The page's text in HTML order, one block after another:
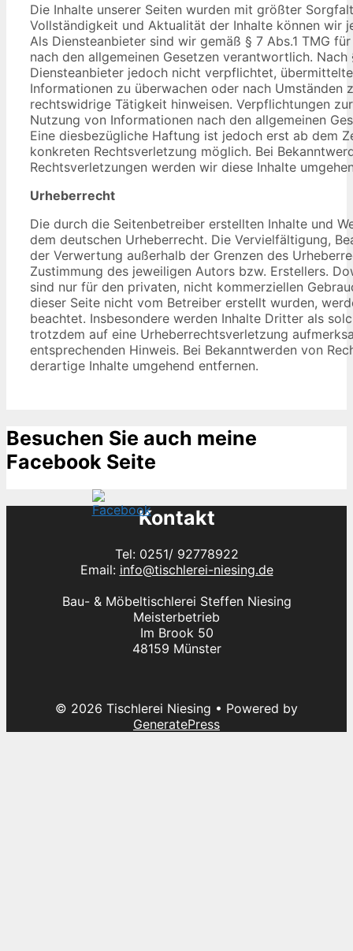
Die Inhalte unserer Seiten wurden mit größter
Vollständigkeit und Aktualität der Inhalte können wir
Als Diensteanbieter sind wir gemäß § 7 Abs.1 TMG
nach den allgemeinen Gesetzen verantwortlich.
Diensteanbieter jedoch nicht verpflichtet,
Informationen zu überwachen oder nach Umständen
rechtswidrige Tätigkeit hinweisen. Verpflichtungen
Nutzung von Informationen nach den allgemeinen
Eine diesbezügliche Haftung ist jedoch erst ab dem
konkreten Rechtsverletzung möglich. Bei
Rechtsverletzungen werden wir diese Inhalte
Urheberrecht
Die durch die Seitenbetreiber erstellten Inhalte und
dem deutschen Urheberrecht. Die Vervielfältigung,
der Verwertung außerhalb der Grenzen des
Zustimmung des jeweiligen Autors bzw. Erstellers.
sind nur für den privaten, nicht kommerziellen
dieser Seite nicht vom Betreiber erstellt wurden,
beachtet. Insbesondere werden Inhalte Dritter als
trotzdem auf eine Urheberrechtsverletzung
entsprechenden Hinweis. Bei Bekanntwerden von
derartige Inhalte umgehend entfernen.
Besuchen Sie auch meine
Facebook Seite
Kontakt
Tel: 0251/ 92778922
Email: info@tischlerei-niesing.de
Bau- & Möbeltischlerei Steffen Niesing
Meisterbetrieb
Im Brook 50
48159 Münster
© 2026 Tischlerei Niesing • Powered by
GeneratePress